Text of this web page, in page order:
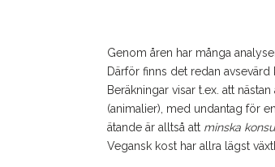
Genom åren har många
Därför finns det redan avsevärd
Beräkningar visar t.ex. att
(animalier), med undantag för
ätande är alltså att minska
Vegansk kost har allra lägst